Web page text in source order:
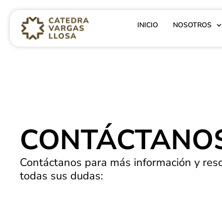
INICIO NOSOTROS
Contáctanos para más información y
todas sus dudas: